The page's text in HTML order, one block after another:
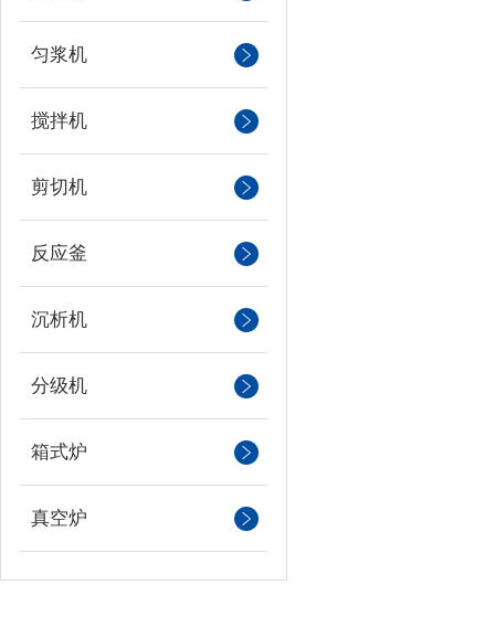
匀浆机
搅拌机
剪切机
反应釜
沉析机
分级机
箱式炉
真空炉